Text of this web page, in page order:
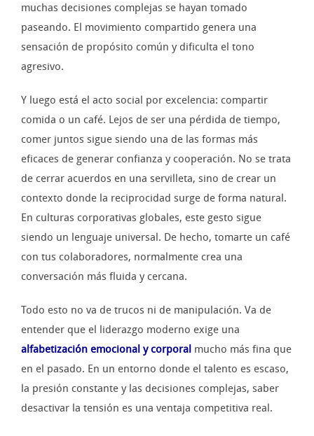
muchas decisiones complejas se hayan tomado
paseando. El movimiento compartido genera una
sensación de propósito común y dificulta el tono
agresivo.
Y luego está el acto social por excelencia: compartir
comida o un café. Lejos de ser una pérdida de tiempo,
comer juntos sigue siendo una de las formas más
eficaces de generar confianza y cooperación. No se trata
de cerrar acuerdos en una servilleta, sino de crear un
contexto donde la reciprocidad surge de forma natural.
En culturas corporativas globales, este gesto sigue
siendo un lenguaje universal. De hecho, tomarte un café
con tus colaboradores, normalmente crea una
conversación más fluida y cercana.
Todo esto no va de trucos ni de manipulación. Va de
entender que el liderazgo moderno exige una
alfabetización emocional y corporal mucho más fina que
en el pasado. En un entorno donde el talento es escaso,
la presión constante y las decisiones complejas, saber
desactivar la tensión es una ventaja competitiva real.